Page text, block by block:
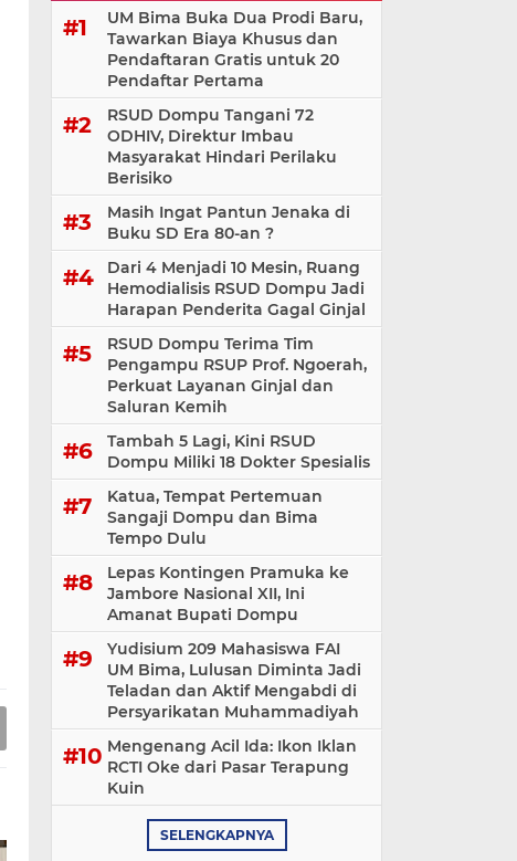
UM Bima Buka Dua Prodi Baru,
Tawarkan Biaya Khusus dan
Pendaftaran Gratis untuk 20
Pendaftar Pertama
RSUD Dompu Tangani 72
ODHIV, Direktur Imbau
Masyarakat Hindari Perilaku
Berisiko
Masih Ingat Pantun Jenaka di
Buku SD Era 80-an ?
Dari 4 Menjadi 10 Mesin, Ruang
Hemodialisis RSUD Dompu Jadi
Harapan Penderita Gagal Ginjal
RSUD Dompu Terima Tim
Pengampu RSUP Prof. Ngoerah,
Perkuat Layanan Ginjal dan
Saluran Kemih
Tambah 5 Lagi, Kini RSUD
Dompu Miliki 18 Dokter Spesialis
Katua, Tempat Pertemuan
Sangaji Dompu dan Bima
Tempo Dulu
Lepas Kontingen Pramuka ke
Jambore Nasional XII, Ini
Amanat Bupati Dompu
Yudisium 209 Mahasiswa FAI
UM Bima, Lulusan Diminta Jadi
Teladan dan Aktif Mengabdi di
Persyarikatan Muhammadiyah
Mengenang Acil Ida: Ikon Iklan
RCTI Oke dari Pasar Terapung
Kuin
SELENGKAPNYA